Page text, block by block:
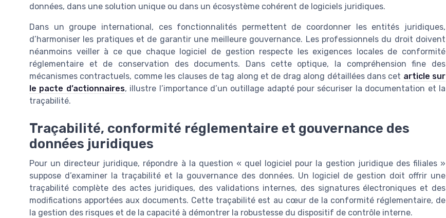
données, dans une solution unique ou dans un écosystème cohérent de logiciels juridiques.
Dans un groupe international, ces fonctionnalités permettent de coordonner les entités juridiques,
d’harmoniser les pratiques et de garantir une meilleure gouvernance. Les professionnels du droit doivent
néanmoins veiller à ce que chaque logiciel de gestion respecte les exigences locales de conformité
réglementaire et de conservation des documents. Dans cette optique, la compréhension fine des
mécanismes contractuels, comme les clauses de tag along et de drag along détaillées dans cet article sur
le pacte d’actionnaires, illustre l’importance d’un outillage adapté pour sécuriser la documentation et la
traçabilité.
Traçabilité, conformité réglementaire et gouvernance des
données juridiques
Pour un directeur juridique, répondre à la question « quel logiciel pour la gestion juridique des filiales »
suppose d’examiner la traçabilité et la gouvernance des données. Un logiciel de gestion doit offrir une
traçabilité complète des actes juridiques, des validations internes, des signatures électroniques et des
modifications apportées aux documents. Cette traçabilité est au cœur de la conformité réglementaire, de
la gestion des risques et de la capacité à démontrer la robustesse du dispositif de contrôle interne.